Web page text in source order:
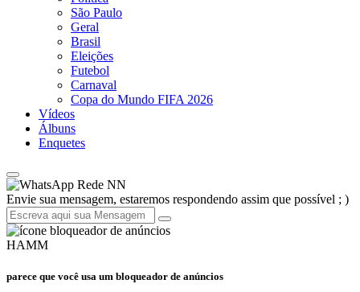
São Paulo
Geral
Brasil
Eleições
Futebol
Carnaval
Copa do Mundo FIFA 2026
Vídeos
Álbuns
Enquetes
Rede NN
Envie sua mensagem, estaremos respondendo assim que possível ; )
HAMM
parece que você usa um bloqueador de anúncios